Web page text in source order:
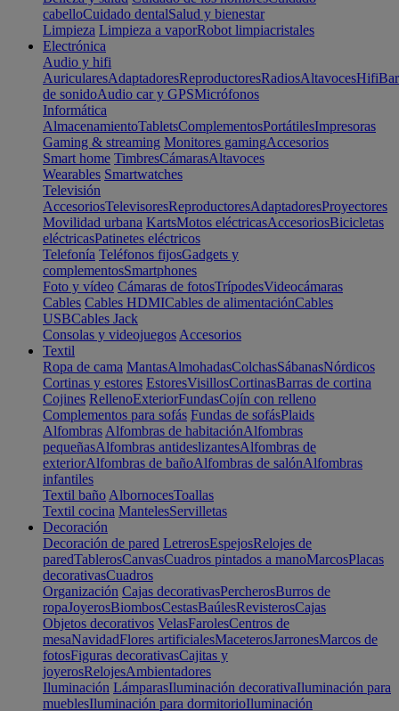
cabelloCuidado dentalSalud y bienestar
Limpieza Limpieza a vaporRobot limpiacristales
Electrónica
Audio y hifi
AuricularesAdaptadoresReproductoresRadiosAltavocesHifi
de sonidoAudio car y GPSMicrófonos
Informática
AlmacenamientoTabletsComplementosPortátilesImpresoras
Gaming & streaming Monitores gamingAccesorios
Smart home TimbresCámarasAltavoces
Wearables Smartwatches
Televisión
AccesoriosTelevisoresReproductoresAdaptadoresProyectores
Movilidad urbana KartsMotos eléctricasAccesoriosBicicletas
eléctricasPatinetes eléctricos
Telefonía Teléfonos fijosGadgets y
complementosSmartphones
Foto y vídeo Cámaras de fotosTrípodesVideocámaras
Cables Cables HDMICables de alimentaciónCables
USBCables Jack
Consolas y videojuegos Accesorios
Textil
Ropa de cama MantasAlmohadasColchasSábanasNórdicos
Cortinas y estores EstoresVisillosCortinasBarras de cortina
Cojines RellenoExteriorFundasCojín con relleno
Complementos para sofás Fundas de sofásPlaids
Alfombras Alfombras de habitaciónAlfombras
pequeñasAlfombras antideslizantesAlfombras de
exteriorAlfombras de bañoAlfombras de salónAlfombras
infantiles
Textil baño AlbornocesToallas
Textil cocina MantelesServilletas
Decoración
Decoración de pared LetrerosEspejosRelojes de
paredTablerosCanvasCuadros pintados a manoMarcosPlacas
decorativasCuadros
Organización Cajas decorativasPercherosBurros de
ropaJoyerosBiombosCestasBaúlesRevisterosCajas
Objetos decorativos VelasFarolesCentros de
mesaNavidadFlores artificialesMaceterosJarronesMarcos de
fotosFiguras decorativasCajitas y
joyerosRelojesAmbientadores
Iluminación LámparasIluminación decorativaIluminación para
mueblesIluminación para dormitorioIluminación